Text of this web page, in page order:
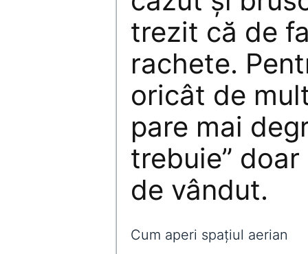
trezit că de
rachete.
oricât de
pare mai
trebuie”
de vândut.
Cum aperi spațiul aerian